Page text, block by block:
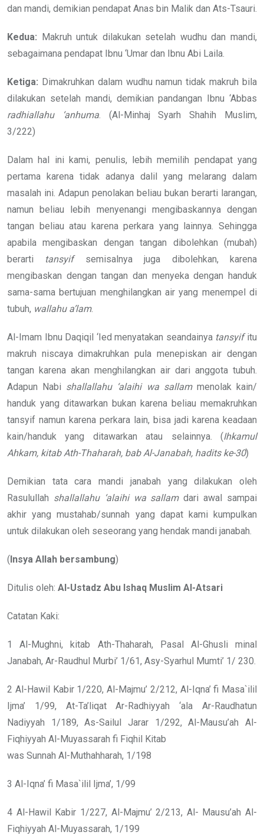
dan mandi, demikian pendapat Anas bin Malik dan Ats-Tsauri.
Kedua: Makruh untuk dilakukan setelah wudhu dan mandi,
sebagaimana pendapat Ibnu ‘Umar dan Ibnu Abi Laila.
Ketiga: Dimakruhkan dalam wudhu namun tidak makruh bila
dilakukan setelah mandi, demikian pandangan Ibnu ‘Abbas
radhiallahu ‘anhuma. (Al-Minhaj Syarh Shahih Muslim,
3/222)
Dalam hal ini kami, penulis, lebih memilih pendapat yang
pertama karena tidak adanya dalil yang melarang dalam
masalah ini. Adapun penolakan beliau bukan berarti larangan,
namun beliau lebih menyenangi mengibaskannya dengan
tangan beliau atau karena perkara yang lainnya. Sehingga
apabila mengibaskan dengan tangan dibolehkan (mubah)
berarti tansyifsemisalnya juga dibolehkan, karena
mengibaskan dengan tangan dan menyeka dengan handuk
sama-sama bertujuan menghilangkan air yang menempel di
tubuh, wallahu a’lam.
Al-Imam Ibnu Daqiqil ‘Ied menyatakan seandainya tansyifitu
makruh niscaya dimakruhkan pula menepiskan air dengan
tangan karena akan menghilangkan air dari anggota tubuh.
Adapun Nabi shallallahu ‘alaihi wa sallammenolak kain/
handuk yang ditawarkan bukan karena beliau memakruhkan
tansyif namun karena perkara lain, bisa jadi karena keadaan
kain/handuk yang ditawarkan atau selainnya. (Ihkamul
Ahkam, kitab Ath-Thaharah, bab Al-Janabah, hadits ke-30)
Demikian tata cara mandi janabah yang dilakukan oleh
Rasulullah shallallahu ‘alaihi wa sallamdari awal sampai
akhir yang mustahab/sunnah yang dapat kami kumpulkan
untuk dilakukan oleh seseorang yang hendak mandi janabah.
(Insya Allah bersambung)
Ditulis oleh: Al-Ustadz Abu Ishaq Muslim Al-Atsari
Catatan Kaki:
1 Al-Mughni, kitab Ath-Thaharah, Pasal Al-Ghusli minal
Janabah, Ar-Raudhul Murbi’ 1/61, Asy-Syarhul Mumti’ 1/ 230.
2 Al-Hawil Kabir 1/220, Al-Majmu’ 2/212, Al-Iqna’ fi Masa`ilil
Ijma’ 1/99, At-Ta’liqat Ar-Radhiyyah ‘ala Ar-Raudhatun
Nadiyyah 1/189, As-Sailul Jarar 1/292, Al-Mausu’ah Al-
Fiqhiyyah Al-Muyassarah fi Fiqhil Kitab
was Sunnah Al-Muthahharah, 1/198
3 Al-Iqna’ fi Masa`ilil Ijma’, 1/99
4 Al-Hawil Kabir 1/227, Al-Majmu’ 2/213, Al- Mausu’ah Al-
Fiqhiyyah Al-Muyassarah, 1/199